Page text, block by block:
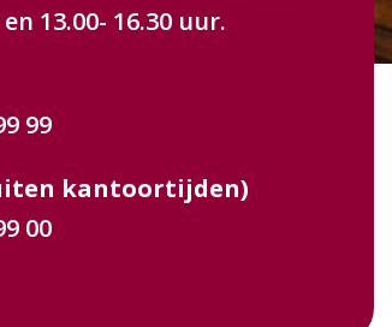
13.00- 16.30 uur.
99
kantoortijden)
00